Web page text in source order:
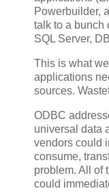
Powerbuilder,
talk to a bunch
SQL Server,
This is what
applications
sources.
ODBC
universal data
vendors could
consume,
problem. All of
could